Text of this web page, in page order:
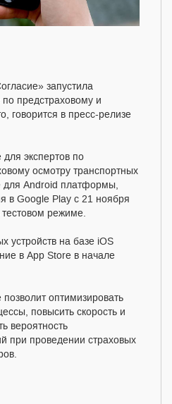
запустила
предстраховому и
говорится в пресс-релизе
экспертов по
осмотру транспортных
для Android платформы,
в Google Play с 21 ноября
режиме.
устройств на базе iOS
в App Store в начале
оптимизировать
повысить скорость и
вероятность
при проведении страховых